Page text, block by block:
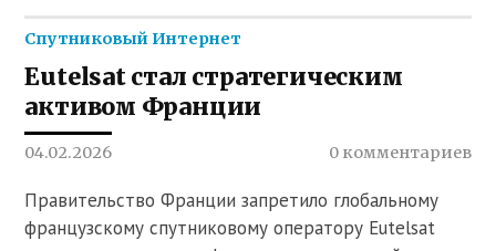
Спутниковый Интернет
Eutelsat стал стратегическим
активом Франции
04.02.2026 0 комментариев
Правительство Франции запретило глобальному
французскому спутниковому оператору Eutelsat